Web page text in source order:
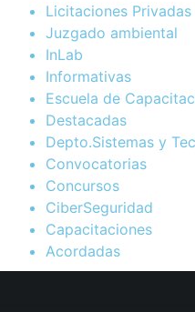
Licitaciones Privadas
Juzgado ambiental
InLab
Informativas
Escuela de
Destacadas
Depto.Sistemas y
Convocatorias
Concursos
CiberSeguridad
Capacitaciones
Acordadas